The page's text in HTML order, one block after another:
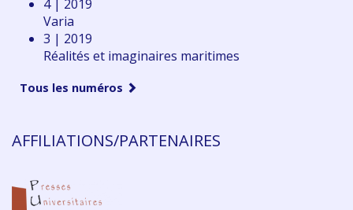
4 | 2019
Varia
3 | 2019
Réalités et imaginaires maritimes
Tous les numéros
AFFILIATIONS/PARTENAIRES